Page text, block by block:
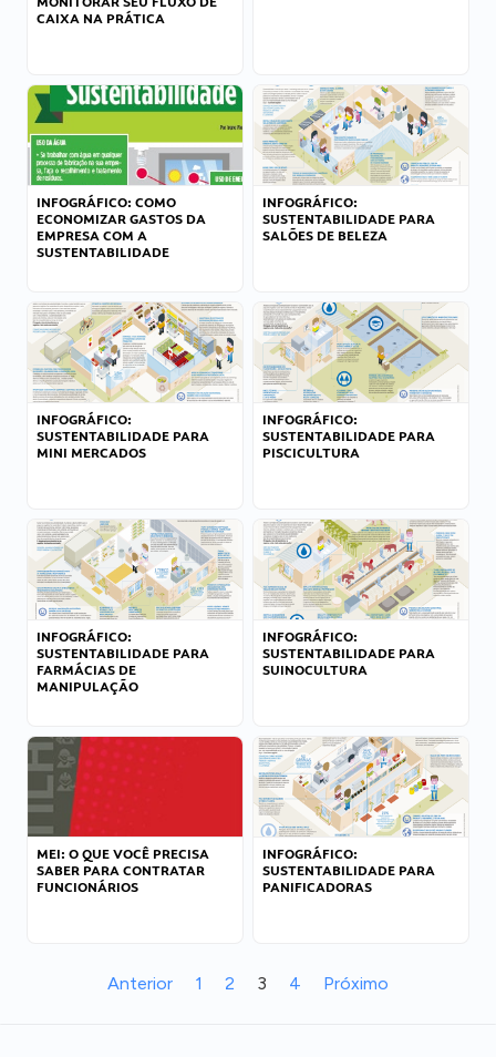
CAIXA NA PRÁTICA
INFOGRÁFICO: COMO
ECONOMIZAR GASTOS DA
EMPRESA COM A
SUSTENTABILIDADE
INFOGRÁFICO:
SUSTENTABILIDADE PARA
SALÕES DE BELEZA
INFOGRÁFICO:
SUSTENTABILIDADE PARA
MINI MERCADOS
INFOGRÁFICO:
SUSTENTABILIDADE PARA
PISCICULTURA
INFOGRÁFICO:
SUSTENTABILIDADE PARA
FARMÁCIAS DE
MANIPULAÇÃO
INFOGRÁFICO:
SUSTENTABILIDADE PARA
SUINOCULTURA
MEI: O QUE VOCÊ PRECISA
SABER PARA CONTRATAR
FUNCIONÁRIOS
INFOGRÁFICO:
SUSTENTABILIDADE PARA
PANIFICADORAS
Anterior 1 2 3 4 Próximo